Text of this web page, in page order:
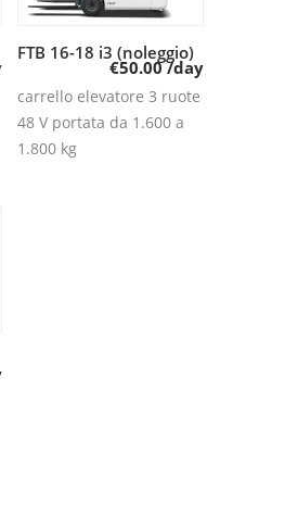
Leggi tutto
FTB 16-18 i3 (noleggio)
€50.00/day
carrello elevatore 3 ruote
48 V portata da 1.600 a
1.800 kg